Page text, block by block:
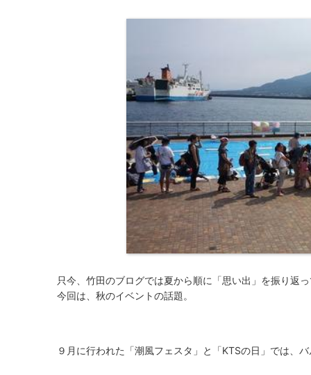
只今、竹田のブログでは夏から順に「思い出」を振り返
今回は、秋のイベントの話題。
９月に行われた「潮風フェスタ」と「KTSの日」では、